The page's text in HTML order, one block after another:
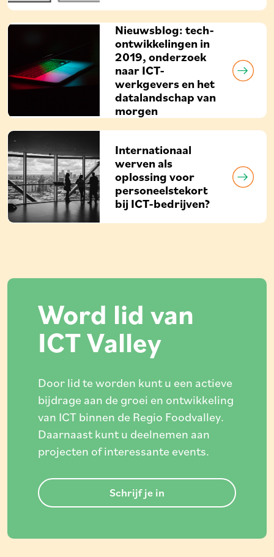
Nieuwsblog: tech-
ontwikkelingen in
2019, onderzoek
naar ICT-
werkgevers en het
datalandschap van
morgen
Internationaal
werven als
oplossing voor
personeelstekort
bij ICT-bedrijven?
Word lid van
ICT Valley
Door lid te worden kunt u een actieve
bijdrage aan de groei en ontwikkeling
van ICT binnen de Regio Foodvalley.
Daarnaast kunt u deelnemen aan
projecten of interessante events.
Schrijf je in